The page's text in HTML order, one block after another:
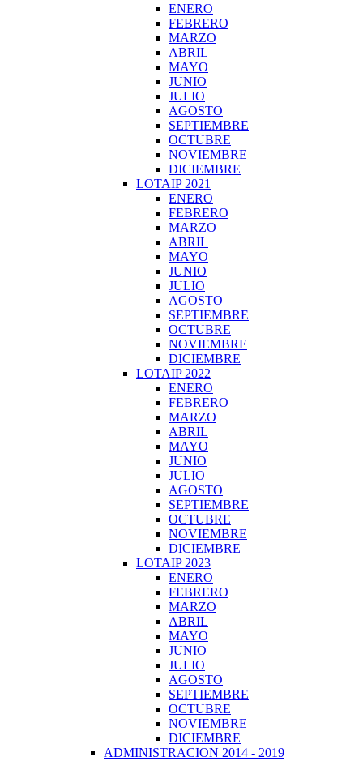
ENERO
FEBRERO
MARZO
ABRIL
MAYO
JUNIO
JULIO
AGOSTO
SEPTIEMBRE
OCTUBRE
NOVIEMBRE
DICIEMBRE
LOTAIP 2021
ENERO
FEBRERO
MARZO
ABRIL
MAYO
JUNIO
JULIO
AGOSTO
SEPTIEMBRE
OCTUBRE
NOVIEMBRE
DICIEMBRE
LOTAIP 2022
ENERO
FEBRERO
MARZO
ABRIL
MAYO
JUNIO
JULIO
AGOSTO
SEPTIEMBRE
OCTUBRE
NOVIEMBRE
DICIEMBRE
LOTAIP 2023
ENERO
FEBRERO
MARZO
ABRIL
MAYO
JUNIO
JULIO
AGOSTO
SEPTIEMBRE
OCTUBRE
NOVIEMBRE
DICIEMBRE
ADMINISTRACION 2014 - 2019